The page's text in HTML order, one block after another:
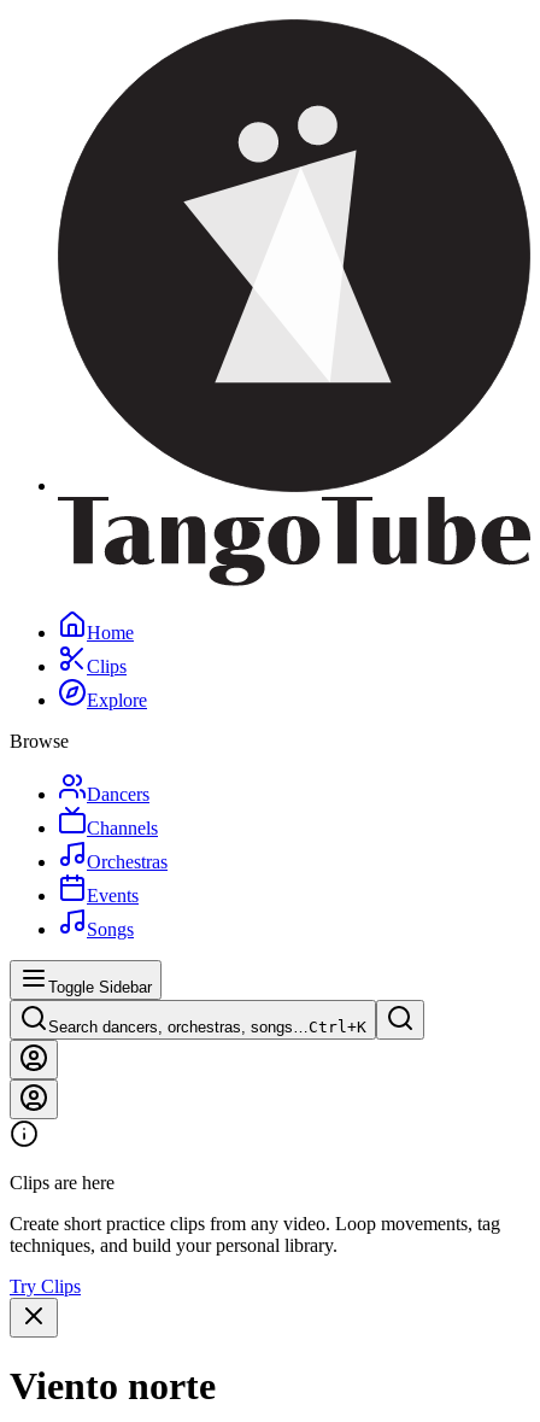
Home
Clips
Explore
Browse
Dancers
Channels
Orchestras
Events
Songs
Toggle Sidebar
Search dancers, orchestras, songs…Ctrl+K
Clips are here
Create short practice clips from any video. Loop movements, tag
techniques, and build your personal library.
Try Clips
Viento norte